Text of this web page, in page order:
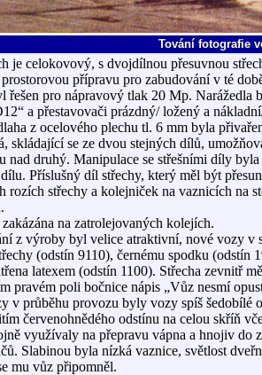
Tování fotografie
je celokovový, s dvojdílnou přesuvnou
přípravu pro zabudování v té
řešen pro nápravový tlak 20 Mp.
a přestavovači prázdný/ ložený a
z ocelového plechu tl. 6 mm byla
skládající se ze dvou stejných dílů,
nad druhý. Manipulace se střešními díly
Příslušný díl střechy, který měl být
rozích střechy a kolejniček na vaznicích na
na zatrolejovaných kolejích.
z výroby byl velice atraktivní, nové vozy v
(odstín 9110), černému spodku
latexem (odstín 1100). Střecha zevnitř
pravém poli bočnice nápis „Vůz nesmí
v průběhu provozu byly vozy spíš
červenohnědého odstínu na celou skříň
využívaly na přepravu vápna a hnojiv do
Slabinou byla nízká vaznice, světlost
mu vůz připomněl.